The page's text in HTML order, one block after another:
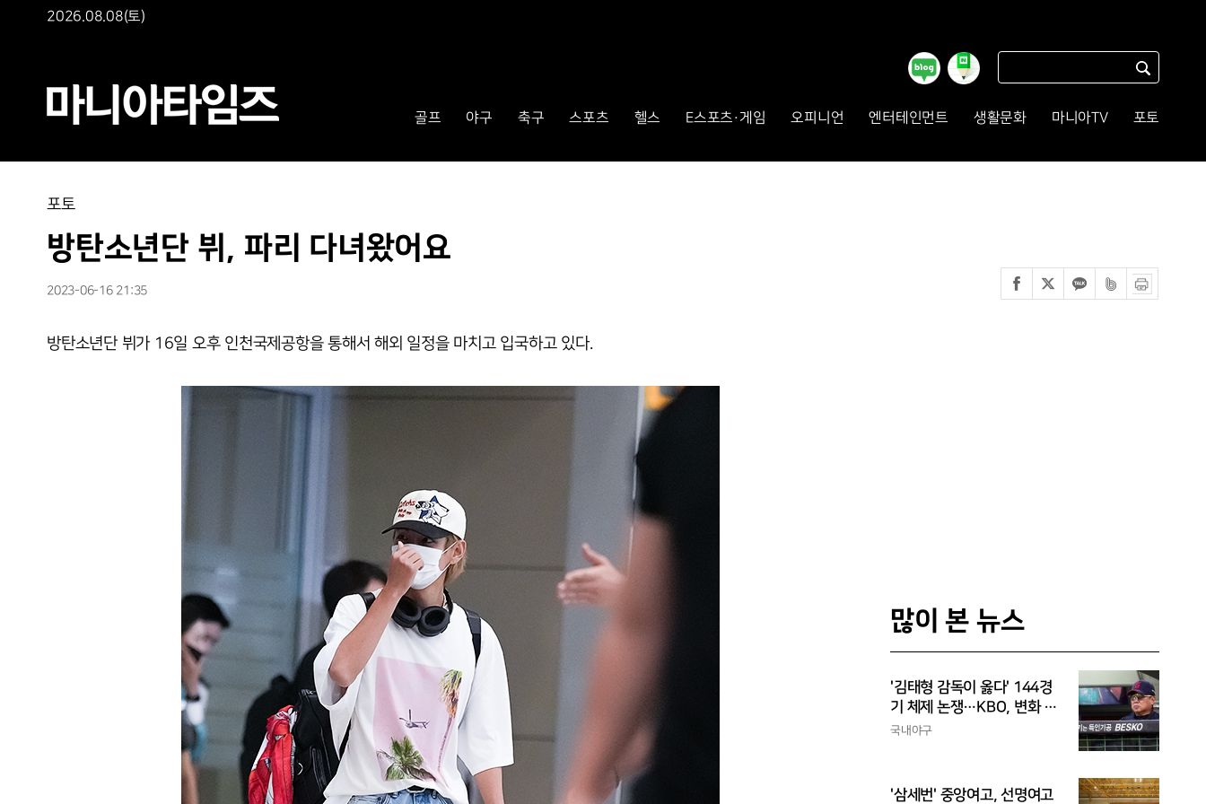
2026.08.08(토)
골프 야구 축구 스포츠 헬스 E스포츠·게임 오피니언 엔터테인먼트 생활문화 마니아TV 포토
포토
방탄소년단 뷔, 파리 다녀왔어요
2023-06-16 21:35
방탄소년단 뷔가 16일 오후 인천국제공항을 통해서 해외 일정을 마치고 입국하고 있다.
많이 본 뉴스
'김태형 감독이 옳다' 144경
기 체제 논쟁…KBO, 변화 고
민해야, 환경에 맞는 경기 수
국내야구
'삼세번' 중앙여고, 선명여고